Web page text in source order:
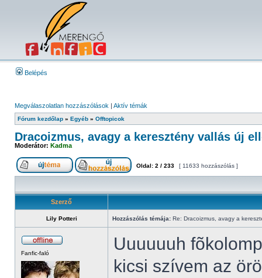
Belépés
Megválaszolatlan hozzászólások | Aktív témák
Fórum kezdőlap » Egyéb » Offtopicok
Dracoizmus, avagy a keresztény vallás új
Moderátor: Kadma
Oldal: 2 / 233 [ 11633 hozzászólás ]
Szerző
Lily Potteri Hozzászólás témája: Re: Dracoizmus, avagy a
Fanfic-faló
Uuuuuuh
kicsi szívem az